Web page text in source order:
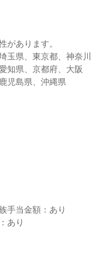
があります。
玉県、東京都、神奈川
知県、京都府、大阪
児島県、沖縄県
手当金額：あり
あり